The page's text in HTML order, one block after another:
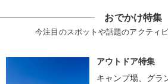
おでかけ特集
今注目のスポットや話題のアクティ
アウトドア特集
キャンプ場、グラ